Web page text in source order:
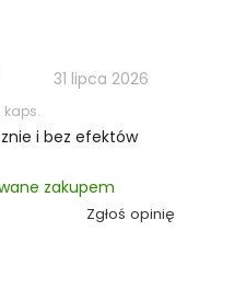
31 lipca 2026
i bez efektów
zakupem
Zgłoś opinię